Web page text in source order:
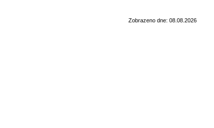
Zobrazeno dne: 08.08.2026